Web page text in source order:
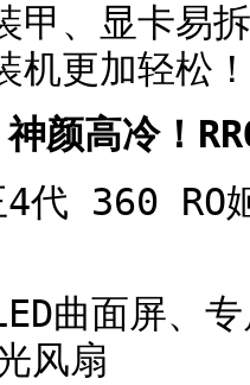
甲、显卡易
机更加轻松！
颜高冷！
4代 360 RO
曲面屏、
风扇